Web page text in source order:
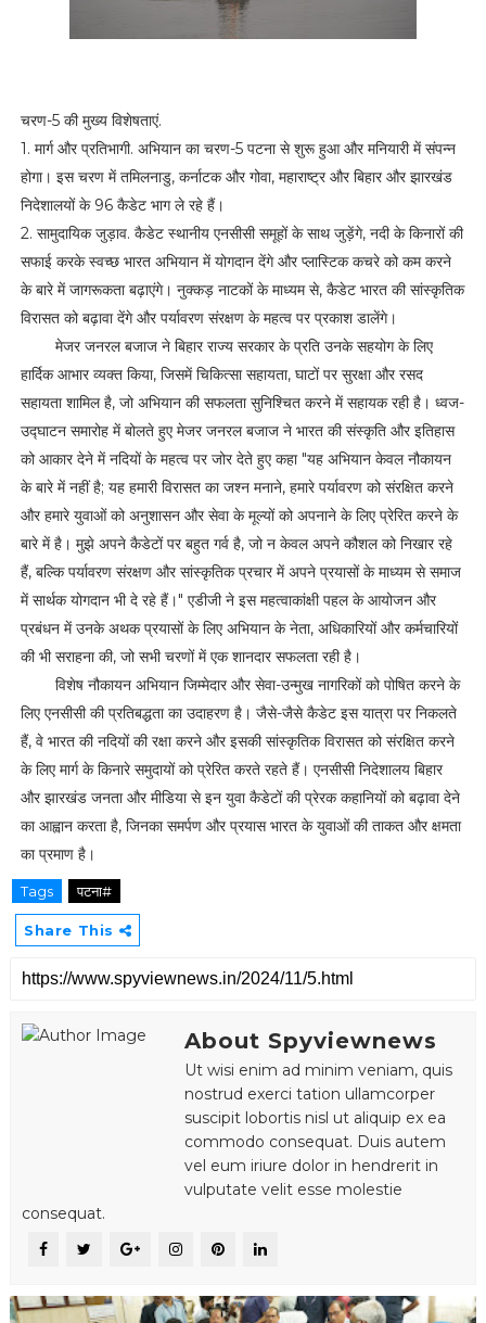
चरण-5 की मुख्य विशेषताएं.
1. मार्ग और प्रतिभागी. अभियान का चरण-5 पटना से शुरू हुआ और मनियारी में संपन्न
होगा। इस चरण में तमिलनाडु, कर्नाटक और गोवा, महाराष्ट्र और बिहार और झारखंड
निदेशालयों के 96 कैडेट भाग ले रहे हैं।
2. सामुदायिक जुड़ाव. कैडेट स्थानीय एनसीसी समूहों के साथ जुड़ेंगे, नदी के किनारों की
सफाई करके स्वच्छ भारत अभियान में योगदान देंगे और प्लास्टिक कचरे को कम करने
के बारे में जागरूकता बढ़ाएंगे। नुक्कड़ नाटकों के माध्यम से, कैडेट भारत की सांस्कृतिक
विरासत को बढ़ावा देंगे और पर्यावरण संरक्षण के महत्व पर प्रकाश डालेंगे।
मेजर जनरल बजाज ने बिहार राज्य सरकार के प्रति उनके सहयोग के लिए
हार्दिक आभार व्यक्त किया, जिसमें चिकित्सा सहायता, घाटों पर सुरक्षा और रसद
सहायता शामिल है, जो अभियान की सफलता सुनिश्चित करने में सहायक रही है। ध्वज-
उद्घाटन समारोह में बोलते हुए मेजर जनरल बजाज ने भारत की संस्कृति और इतिहास
को आकार देने में नदियों के महत्व पर जोर देते हुए कहा "यह अभियान केवल नौकायन
के बारे में नहीं है; यह हमारी विरासत का जश्न मनाने, हमारे पर्यावरण को संरक्षित करने
और हमारे युवाओं को अनुशासन और सेवा के मूल्यों को अपनाने के लिए प्रेरित करने के
बारे में है। मुझे अपने कैडेटों पर बहुत गर्व है, जो न केवल अपने कौशल को निखार रहे
हैं, बल्कि पर्यावरण संरक्षण और सांस्कृतिक प्रचार में अपने प्रयासों के माध्यम से समाज
में सार्थक योगदान भी दे रहे हैं।" एडीजी ने इस महत्वाकांक्षी पहल के आयोजन और
प्रबंधन में उनके अथक प्रयासों के लिए अभियान के नेता, अधिकारियों और कर्मचारियों
की भी सराहना की, जो सभी चरणों में एक शानदार सफलता रही है।
विशेष नौकायन अभियान जिम्मेदार और सेवा-उन्मुख नागरिकों को पोषित करने के
लिए एनसीसी की प्रतिबद्धता का उदाहरण है। जैसे-जैसे कैडेट इस यात्रा पर निकलते
हैं, वे भारत की नदियों की रक्षा करने और इसकी सांस्कृतिक विरासत को संरक्षित करने
के लिए मार्ग के किनारे समुदायों को प्रेरित करते रहते हैं। एनसीसी निदेशालय बिहार
और झारखंड जनता और मीडिया से इन युवा कैडेटों की प्रेरक कहानियों को बढ़ावा देने
का आह्वान करता है, जिनका समर्पण और प्रयास भारत के युवाओं की ताकत और क्षमता
का प्रमाण है।
Tags पटना#
Share This
About Spyviewnews
Ut wisi enim ad minim veniam, quis
nostrud exerci tation ullamcorper
suscipit lobortis nisl ut aliquip ex ea
commodo consequat. Duis autem
vel eum iriure dolor in hendrerit in
vulputate velit esse molestie
consequat.